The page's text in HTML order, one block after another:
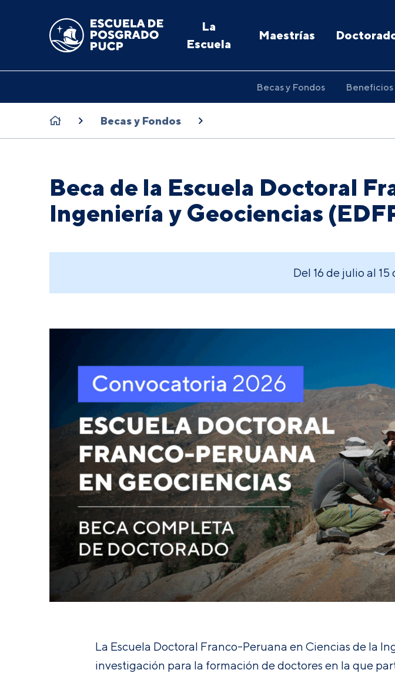
La
Escuela
Maestrías
Becas y Fondos Beneficios
Becas y Fondos
Beca de la Escuela Doctoral
Ingeniería y Geociencias
Del 16 de julio al
La Escuela Doctoral Franco-Peruana en Ciencias de la
investigación para la formación de doctores en la que